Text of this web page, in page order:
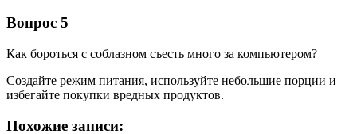
Вопрос 5
Как бороться с соблазном съесть много за компьютером?
Создайте режим питания, используйте небольшие порции и
избегайте покупки вредных продуктов.
Похожие записи: